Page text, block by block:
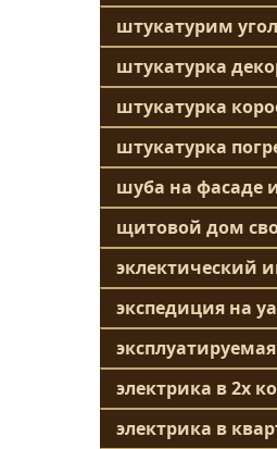
штукатурим угол
штукатурка
штукатурка
штукатурка
шуба на фасаде
щитовой дом
эклектический
экспедиция на
электрика в 2х
электрика в